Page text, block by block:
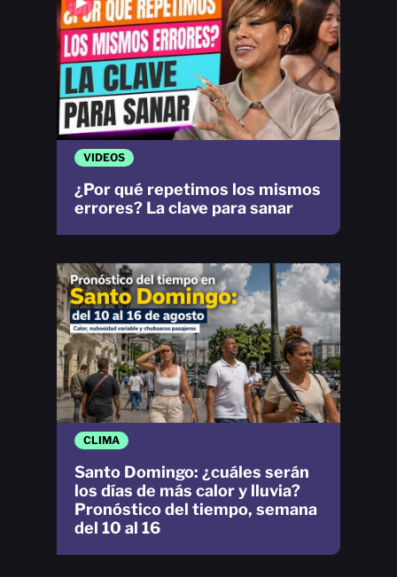
CLIMA
Santo Domingo: ¿cuáles serán
los días de más calor y lluvia?
Pronóstico del tiempo, semana
del 10 al 16
VIDEOS
¿Por qué repetimos los mismos
errores? La clave para sanar